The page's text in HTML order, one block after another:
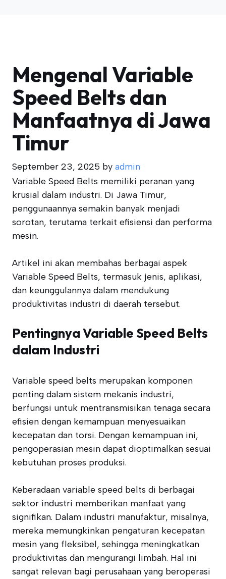
Mengenal Variable
Speed Belts dan
Manfaatnya di Jawa
Timur
September 23, 2025 by admin
Variable Speed Belts memiliki peranan yang
krusial dalam industri. Di Jawa Timur,
penggunaannya semakin banyak menjadi
sorotan, terutama terkait efisiensi dan performa
mesin.
Artikel ini akan membahas berbagai aspek
Variable Speed Belts, termasuk jenis, aplikasi,
dan keunggulannya dalam mendukung
produktivitas industri di daerah tersebut.
Pentingnya Variable Speed Belts
dalam Industri
Variable speed belts merupakan komponen
penting dalam sistem mekanis industri,
berfungsi untuk mentransmisikan tenaga secara
efisien dengan kemampuan menyesuaikan
kecepatan dan torsi. Dengan kemampuan ini,
pengoperasian mesin dapat dioptimalkan sesuai
kebutuhan proses produksi.
Keberadaan variable speed belts di berbagai
sektor industri memberikan manfaat yang
signifikan. Dalam industri manufaktur, misalnya,
mereka memungkinkan pengaturan kecepatan
mesin yang fleksibel, sehingga meningkatkan
produktivitas dan mengurangi limbah. Hal ini
sangat relevan bagi perusahaan yang beroperasi